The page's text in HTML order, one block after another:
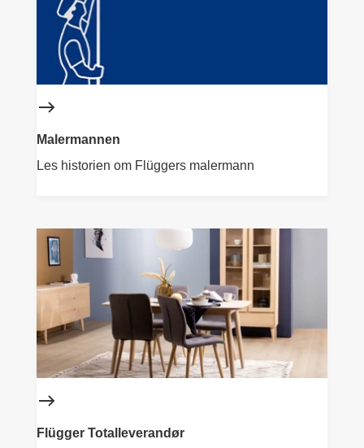
Malermannen
Les historien om Flüggers malermann
Flügger Totalleverandør